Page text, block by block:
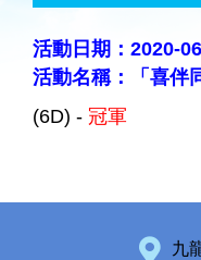
活動日期：2020-
活動名稱：「喜伴
(6D) - 冠軍
九